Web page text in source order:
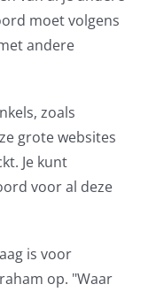
moet volgens
andere
zoals
grote websites
Je kunt
voor al deze
is voor
op. "Waar